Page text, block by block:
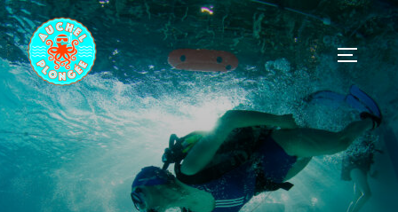
Aller
au
contenu